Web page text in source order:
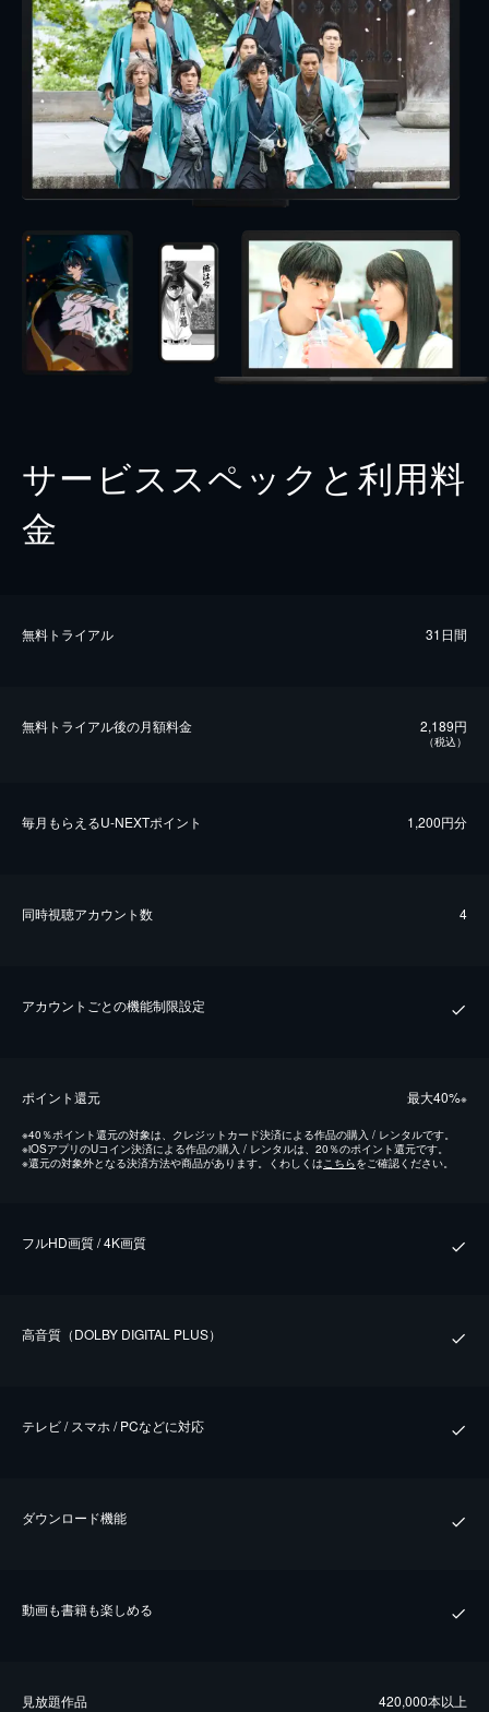
サービススペックと利用料
金
無料トライアル 31日間
無料トライアル後の⽉額料金 2,189円
（税込）
毎⽉もらえるU-NEXTポイント 1,200円分
同時視聴アカウント数 4
アカウントごとの機能制限設定
ポイント還元 最⼤40%※
※40％ポイント還元の対象は、クレジットカード決済による作品の購入 / レンタルです。
※iOSアプリのUコイン決済による作品の購入 / レンタルは、20％のポイント還元です。
※還元の対象外となる決済方法や商品があります。くわしくはこちらをご確認ください。
フルHD画質 / 4K画質
⾼⾳質（DOLBY DIGITAL PLUS）
テレビ / スマホ / PCなどに対応
ダウンロード機能
動画も書籍も楽しめる
⾒放題作品 420,000本以上